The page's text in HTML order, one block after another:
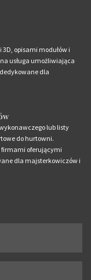
opisami modułów i
usługa umożliwiająca
dla
lub listy
do hurtowni.
firmami oferującymi
dla majsterkowiczów i